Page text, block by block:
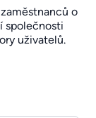
o
společnosti
uživatelů.